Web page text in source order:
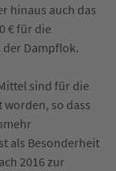
hinaus auch das
€ für die
der Dampflok.
sind für die
worden, so dass
als Besonderheit
2016 zur